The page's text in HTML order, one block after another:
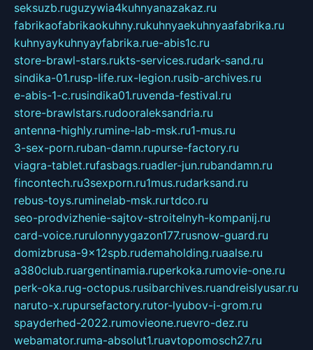
seksuzb.ruguzywia4kuhnyanazakaz.ru
fabrikaofabrikaokuhny.rukuhnyaekuhnyaafabrika.ru
kuhnyaykuhnyayfabrika.rue-abis1c.ru
store-brawl-stars.rukts-services.rudark-sand.ru
sindika-01.rusp-life.rux-legion.rusib-archives.ru
e-abis-1-c.rusindika01.ruvenda-festival.ru
store-brawlstars.rudooraleksandria.ru
antenna-highly.rumine-lab-msk.ru1-mus.ru
3-sex-porn.ruban-damn.rupurse-factory.ru
viagra-tablet.rufasbags.ruadler-jun.rubandamn.ru
fincontech.ru3sexporn.ru1mus.rudarksand.ru
rebus-toys.ruminelab-msk.rurtdco.ru
seo-prodvizhenie-sajtov-stroitelnyh-kompanij.ru
card-voice.rurulonnyygazon177.rusnow-guard.ru
domizbrusa-9x12spb.rudemaholding.ruaalse.ru
a380club.ruargentinamia.ruperkoka.rumovie-one.ru
perk-oka.rug-octopus.rusibarchives.ruandreislyusar.ru
naruto-x.rupursefactory.rutor-lyubov-i-grom.ru
spayderhed-2022.rumovieone.ruevro-dez.ru
webamator.ruma-absolut1.ruavtopomosch27.ru